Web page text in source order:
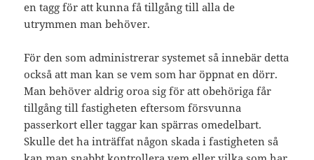
en tagg för att kunna få tillgång till alla de
utrymmen man behöver.
För den som administrerar systemet så innebär detta
också att man kan se vem som har öppnat en dörr.
Man behöver aldrig oroa sig för att obehöriga får
tillgång till fastigheten eftersom försvunna
passerkort eller taggar kan spärras omedelbart.
Skulle det ha inträffat någon skada i fastigheten så